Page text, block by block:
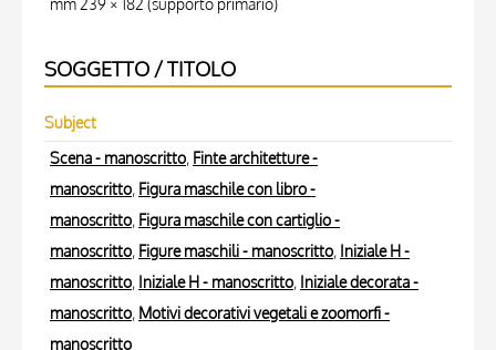
SOGGETTO / TITOLO
Subject
Scena - manoscritto, Finte architetture -
manoscritto, Figura maschile con libro -
manoscritto, Figura maschile con cartiglio -
manoscritto, Figure maschili - manoscritto, Iniziale H -
manoscritto, Iniziale H - manoscritto, Iniziale decorata -
manoscritto, Motivi decorativi vegetali e zoomorfi -
manoscritto